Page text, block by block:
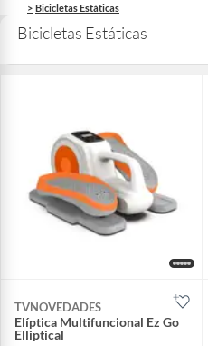
Bicicletas Estáticas
Bicicletas Estáticas
TVNOVEDADES
Elíptica Multifuncional Ez Go
Elliptical